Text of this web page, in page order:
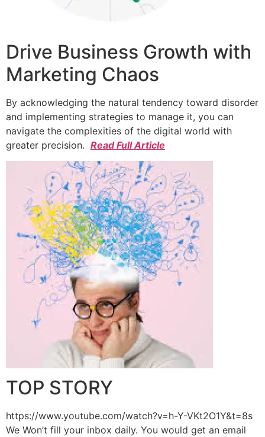
Drive Business Growth with
Marketing Chaos
By acknowledging the natural tendency toward disorder
and implementing strategies to manage it, you can
navigate the complexities of the digital world with
greater precision. Read Full Article
TOP STORY
https://www.youtube.com/watch?v=h-Y-VKt2O1Y&t=8s
We Won’t fill your inbox daily. You would get an email